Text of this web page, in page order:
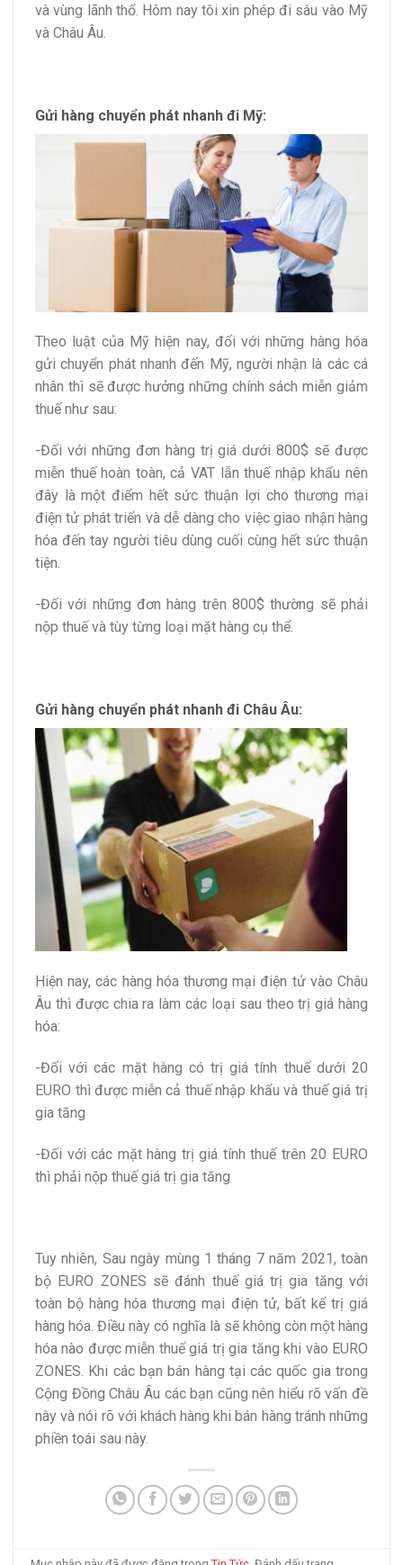
và vùng lãnh thổ. Hôm nay tôi xin phép đi sâu vào Mỹ
và Châu Âu.
Gửi hàng chuyển phát nhanh đi Mỹ:
Theo luật của Mỹ hiện nay, đối với những hàng hóa
gửi chuyển phát nhanh đến Mỹ, người nhận là các cá
nhân thì sẽ được hưởng những chính sách miễn giảm
thuế như sau:
-Đối với những đơn hàng trị giá dưới 800$ sẽ được
miễn thuế hoàn toàn, cả VAT lẫn thuế nhập khẩu nên
đây là một điểm hết sức thuận lợi cho thương mại
điện tử phát triển và dễ dàng cho việc giao nhận hàng
hóa đến tay người tiêu dùng cuối cùng hết sức thuận
tiện.
-Đối với những đơn hàng trên 800$ thường sẽ phải
nộp thuế và tùy từng loại mặt hàng cụ thể.
Gửi hàng chuyển phát nhanh đi Châu Âu:
Hiện nay, các hàng hóa thương mại điện tử vào Châu
Âu thì được chia ra làm các loại sau theo trị giá hàng
hóa:
-Đối với các mặt hàng có trị giá tính thuế dưới 20
EURO thì được miễn cả thuế nhập khẩu và thuế giá trị
gia tăng
-Đối với các mặt hàng trị giá tính thuế trên 20 EURO
thì phải nộp thuế giá trị gia tăng
Tuy nhiên, Sau ngày mùng 1 tháng 7 năm 2021, toàn
bộ EURO ZONES sẽ đánh thuế giá trị gia tăng với
toàn bộ hàng hóa thương mại điện tử, bất kể trị giá
hàng hóa. Điều này có nghĩa là sẽ không còn một hàng
hóa nào được miễn thuế giá trị gia tăng khi vào EURO
ZONES. Khi các bạn bán hàng tại các quốc gia trong
Cộng Đồng Châu Âu các bạn cũng nên hiểu rõ vấn đề
này và nói rõ với khách hàng khi bán hàng tránh những
phiền toái sau này.